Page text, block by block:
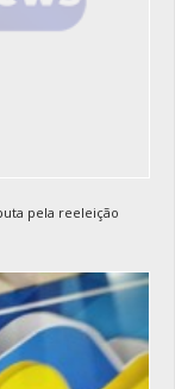
pela reeleição